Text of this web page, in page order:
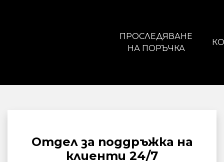
ПРОСЛЕДЯВАНЕ
НА ПОРЪЧКА
Отдел за поддръжка на
клиенти 24/7